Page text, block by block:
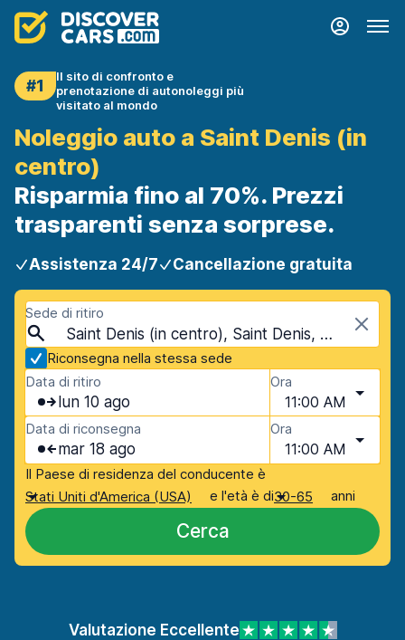
#1
Il sito di confronto e
prenotazione di autonoleggi più
visitato al mondo
Noleggio auto a Saint Denis (in
centro)
Risparmia fino al 70%. Prezzi
trasparenti senza sorprese.
Assistenza 24/7 Cancellazione gratuita
Sede di ritiro
Saint Denis (in centro), Saint Denis, Réunion
Riconsegna nella stessa sede
Data di ritiro
lun 10 ago
Ora
11:00 AM
Data di riconsegna
mar 18 ago
Ora
11:00 AM
Il Paese di residenza del conducente è
Stati Uniti d'America (USA)
e l'età è di30-65 anni
Cerca
Valutazione Eccellente